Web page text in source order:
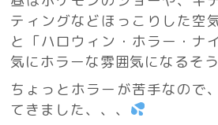
ティングなどほっこりした空
と「ハロウィン・ホラー・ナ
気にホラーな雰囲気になるそ
ちょっとホラーが苦手なので
てきました、、、